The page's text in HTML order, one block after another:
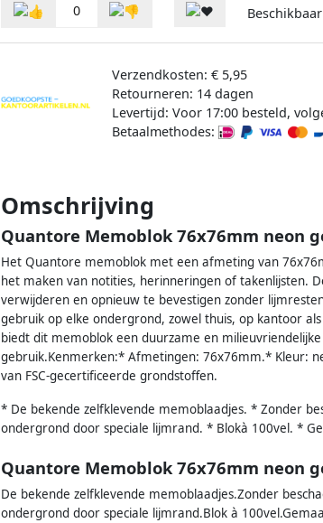
0
Verzendkosten: € 5,95
Retourneren: 14 dagen
Levertijd: Voor 17:00 besteld,
Betaalmethodes:
Omschrijving
Quantore Memoblok 76x76mm neon
Het Quantore memoblok met een afmeting van
het maken van notities, herinneringen of takenlijsten.
verwijderen en opnieuw te bevestigen zonder
gebruik op elke ondergrond, zowel thuis, op kantoor
biedt dit memoblok een duurzame en
gebruik.Kenmerken:* Afmetingen: 76x76mm.* Kleur:
van FSC-gecertificeerde grondstoffen.
* De bekende zelfklevende memoblaadjes. * Zonder
ondergrond door speciale lijmrand. * Blokà 100vel. *
Quantore Memoblok 76x76mm neon
De bekende zelfklevende memoblaadjes.Zonder
ondergrond door speciale lijmrand.Blok à